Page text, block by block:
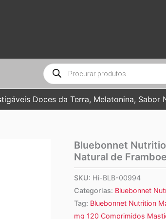
Pesquisar
produtos
Doces da Terra, Melatonina,
Bluebonnet
Natural de
SKU: Hi-BLB-00994
Categorias: Bluebonnet
Tag: Bluebonnet Nutrition
mg 120 Comprimidos